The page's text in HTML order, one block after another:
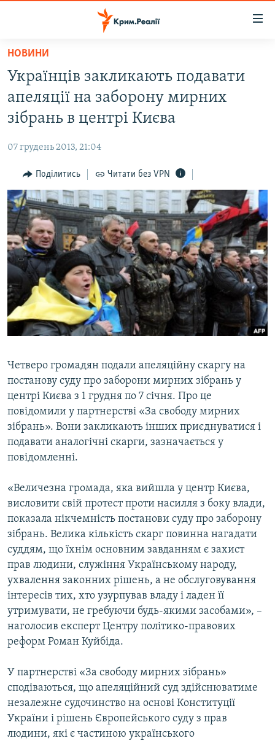
Перейти
основного
матеріалу
Перейти
до
основної
навігації
Перейти
до
пошуку
ВОДА.КРИМ
ВІДЕО ТА ФОТО
БЛОГИ
ПОГЛЯД
ІНТЕРВ'Ю
ВСЕ ЗА ДЕНЬ
СПЕЦПРОЕКТИ
ДЕПОРТАЦІЯ
ВІДЕОУРОКИ «ELIFBE»
СВІДЧЕННЯ ОКУПАЦІЇ
УКРАЇНСЬКА ПРОБЛЕМА КРИМУ
ЯК ОБІЙТИ БЛОКУВАННЯ
Русский
Qırımtatar
Усі сайти RFE/RL
НОВИНИ
Українців закликають подавати
апеляції на заборону мирних
зібрань в центрі Києва
07 грудень 2013, 21:04
Поділитись Читати без VPN
Четверо громадян подали апеляційну скаргу на
постанову суду про заборони мирних зібрань у
центрі Києва з 1 грудня по 7 січня. Про це
повідомили у партнерстві «За свободу мирних
зібрань». Вони закликають інших приєднуватися і
подавати аналогічні скарги, зазначається у
повідомленні.
«Величезна громада, яка вийшла у центр Києва,
висловити свій протест проти насилля з боку влади,
показала нікчемність постанови суду про заборону
зібрань. Велика кількість скарг повинна нагадати
суддям, що їхнім основним завданням є захист
прав людини, служіння Українському народу,
ухвалення законних рішень, а не обслуговування
інтересів тих, хто узурпував владу і ладен її
утримувати, не гребуючи будь-якими засобами», –
наголосив експерт Центру політико-правових
реформ Роман Куйбіда.
У партнерстві «За свободу мирних зібрань»
сподіваються, що апеляційний суд здійснюватиме
незалежне судочинство на основі Конституції
України і рішень Європейського суду з прав
людини, які є частиною українського